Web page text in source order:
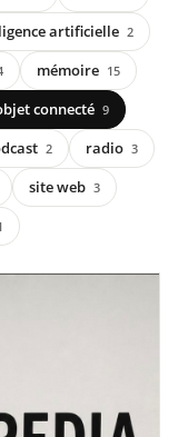
artificielle 2
mémoire 15
connecté 9
2 radio 3
site web 3